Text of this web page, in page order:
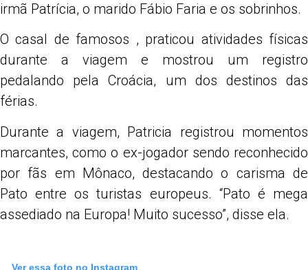
irmã Patrícia, o marido Fábio Faria e os sobrinhos.
O casal de famosos , praticou atividades físicas
durante a viagem e mostrou um registro
pedalando pela Croácia, um dos destinos das
férias.
Durante a viagem, Patricia registrou momentos
marcantes, como o ex-jogador sendo reconhecido
por fãs em Mônaco, destacando o carisma de
Pato entre os turistas europeus. “Pato é mega
assediado na Europa! Muito sucesso”, disse ela.
Ver essa foto no Instagram